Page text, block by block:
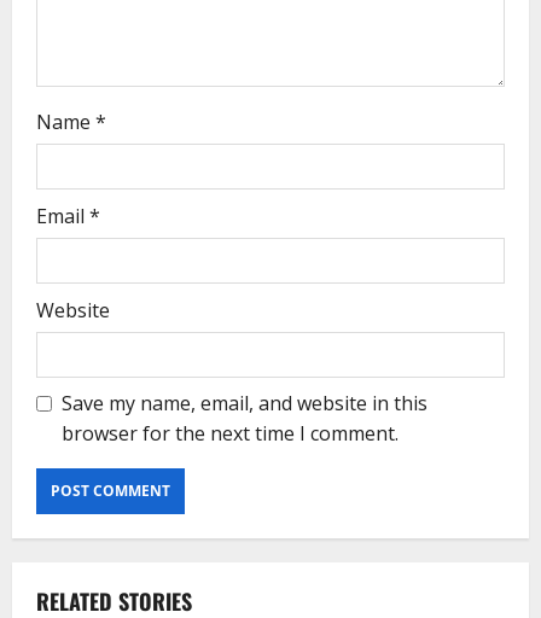
Name *
Email *
Website
Save my name, email, and website in this
browser for the next time I comment.
RELATED STORIES